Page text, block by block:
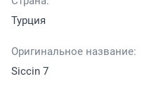
Турция
Оригинальное название:
Siccin 7